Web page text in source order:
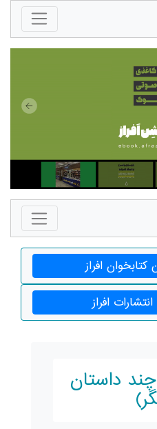
کتابخوان افراز
افراز
داستان